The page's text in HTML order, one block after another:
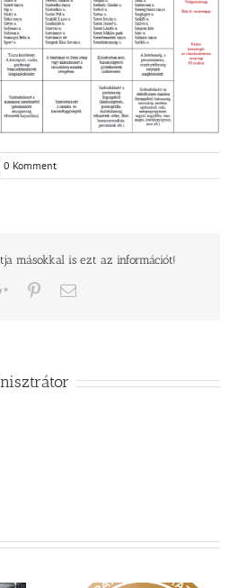
0 Komment
másokkal is ezt az információt!
Google+PinterestEmail